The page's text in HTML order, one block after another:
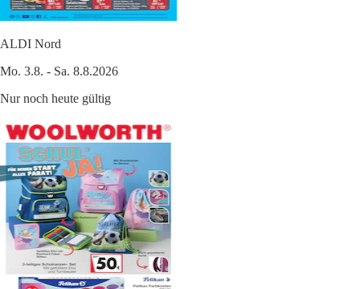
ALDI Nord
Mo. 3.8. - Sa. 8.8.2026
Nur noch heute gültig